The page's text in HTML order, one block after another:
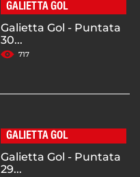
GALIETTA GOL
Galietta Gol - Puntata
30...
717
GALIETTA GOL
Galietta Gol - Puntata
29...